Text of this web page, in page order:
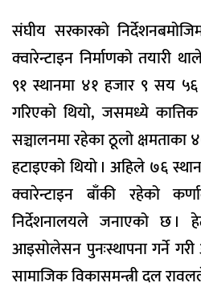
संघीय सरकारको
क्वारेन्टाइन निर्माणको तयारी
९१ स्थानमा ४१ हजार ९ सय ५६
गरिएको थियो, जसमध्ये
सञ्चालनमा रहेका ठूलो क्षमताका
हटाइएको थियो । अहिले ७६
क्वारेन्टाइन बाँकी रहेको
निर्देशनालयले जनाएको छ ।
आइसोलेसन पुनःस्थापना गर्ने
सामाजिक विकासमन्त्री दल